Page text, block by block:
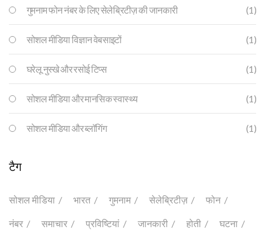
गुमनाम फोन नंबर के लिए सेलेब्रिटीज़ की जानकारी (1)
सोशल मीडिया विज्ञान वेबसाइटों (1)
घरेलू नुस्खे और रसोई टिप्स (1)
सोशल मीडिया और मानसिक स्वास्थ्य (1)
सोशल मीडिया और ब्लॉगिंग (1)
टैग
सोशल मीडिया भारत गुमनाम सेलेब्रिटीज़ फोन
नंबर समाचार प्रविष्टियां जानकारी होती घटना